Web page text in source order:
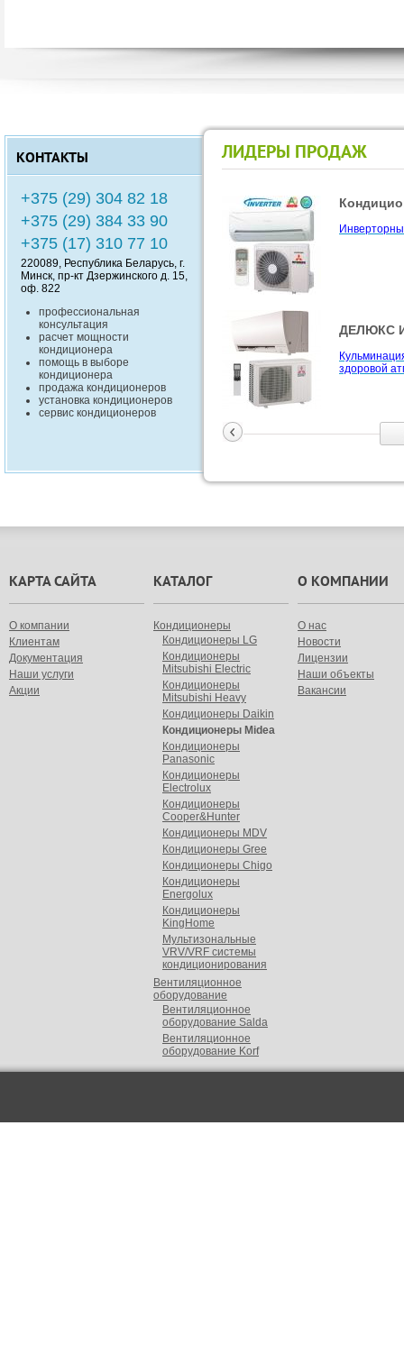
КОНТАКТЫ
+375 (29) 304 82 18
+375 (29) 384 33 90
+375 (17) 310 77 10
220089, Республика Беларусь, г.
Минск, пр-кт Дзержинского д. 15,
оф. 822
профессиональная
консультация
расчет мощности
кондиционера
помощь в выборе
кондиционера
продажа кондиционеров
установка кондиционеров
сервис кондиционеров
ЛИДЕРЫ ПРОДАЖ
ДЕЛЮКС
здоровой
Компания
Серия
КАРТА САЙТА
О компании
Клиентам
Документация
Наши услуги
Акции
КАТАЛОГ
Кондиционеры
Кондиционеры LG
Кондиционеры
Mitsubishi Electric
Кондиционеры
Mitsubishi Heavy
Кондиционеры Daikin
Кондиционеры Midea
Кондиционеры
Panasonic
Кондиционеры
Electrolux
Кондиционеры
Cooper&Hunter
Кондиционеры MDV
Кондиционеры Gree
Кондиционеры Chigo
Кондиционеры
Energolux
Кондиционеры
KingHome
Мультизональные
VRV/VRF cистемы
кондиционирования
Вентиляционное
оборудование
Вентиляционное
оборудование Salda
Вентиляционное
оборудование Korf
О КОМПАНИИ
О нас
Новости
Лицензии
Наши объекты
Вакансии